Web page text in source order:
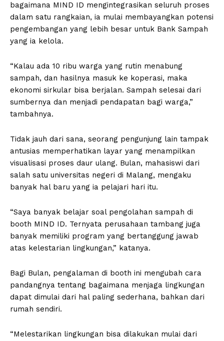
bagaimana MIND ID mengintegrasikan seluruh proses
dalam satu rangkaian, ia mulai membayangkan potensi
pengembangan yang lebih besar untuk Bank Sampah
yang ia kelola.
“Kalau ada 10 ribu warga yang rutin menabung
sampah, dan hasilnya masuk ke koperasi, maka
ekonomi sirkular bisa berjalan. Sampah selesai dari
sumbernya dan menjadi pendapatan bagi warga,”
tambahnya.
Tidak jauh dari sana, seorang pengunjung lain tampak
antusias memperhatikan layar yang menampilkan
visualisasi proses daur ulang. Bulan, mahasiswi dari
salah satu universitas negeri di Malang, mengaku
banyak hal baru yang ia pelajari hari itu.
“Saya banyak belajar soal pengolahan sampah di
booth MIND ID. Ternyata perusahaan tambang juga
banyak memiliki program yang bertanggung jawab
atas kelestarian lingkungan,” katanya.
Bagi Bulan, pengalaman di booth ini mengubah cara
pandangnya tentang bagaimana menjaga lingkungan
dapat dimulai dari hal paling sederhana, bahkan dari
rumah sendiri.
“Melestarikan lingkungan bisa dilakukan mulai dari